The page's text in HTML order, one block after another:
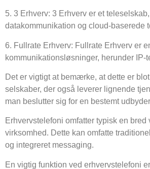
5. 3 Erhverv: 3 Erhverv er et
datakommunikation og cloud-baserede
6. Fullrate Erhverv: Fullrate Erhverv er
kommunikationsløsninger, herunder
Det er vigtigt at bemærke, at dette er
selskaber, der også leverer lignende
man beslutter sig for en bestemt
Erhvervstelefoni omfatter typisk en
virksomhed. Dette kan omfatte
og integreret messaging.
En vigtig funktion ved erhvervstelefoni